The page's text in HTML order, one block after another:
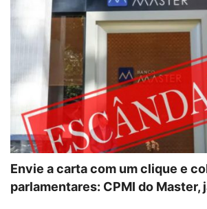
Envie a carta com um clique e
parlamentares: CPMI do Master,